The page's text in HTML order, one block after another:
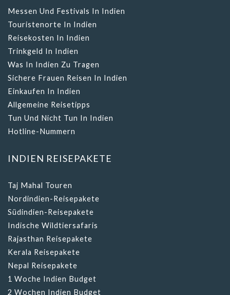
Messen Und Festivals In Indien
Touristenorte In Indien
Reisekosten In Indien
Trinkgeld In Indien
Was In Indien Zu Tragen
Sichere Frauen Reisen In Indien
Einkaufen In Indien
Allgemeine Reisetipps
Tun Und Nicht Tun In Indien
Hotline-Nummern
INDIEN REISEPAKETE
Taj Mahal Touren
Nordindien-Reisepakete
Südindien-Reisepakete
Indische Wildtiersafaris
Rajasthan Reisepakete
Kerala Reisepakete
Nepal Reisepakete
1 Woche Indien Budget
2 Wochen Indien Budget